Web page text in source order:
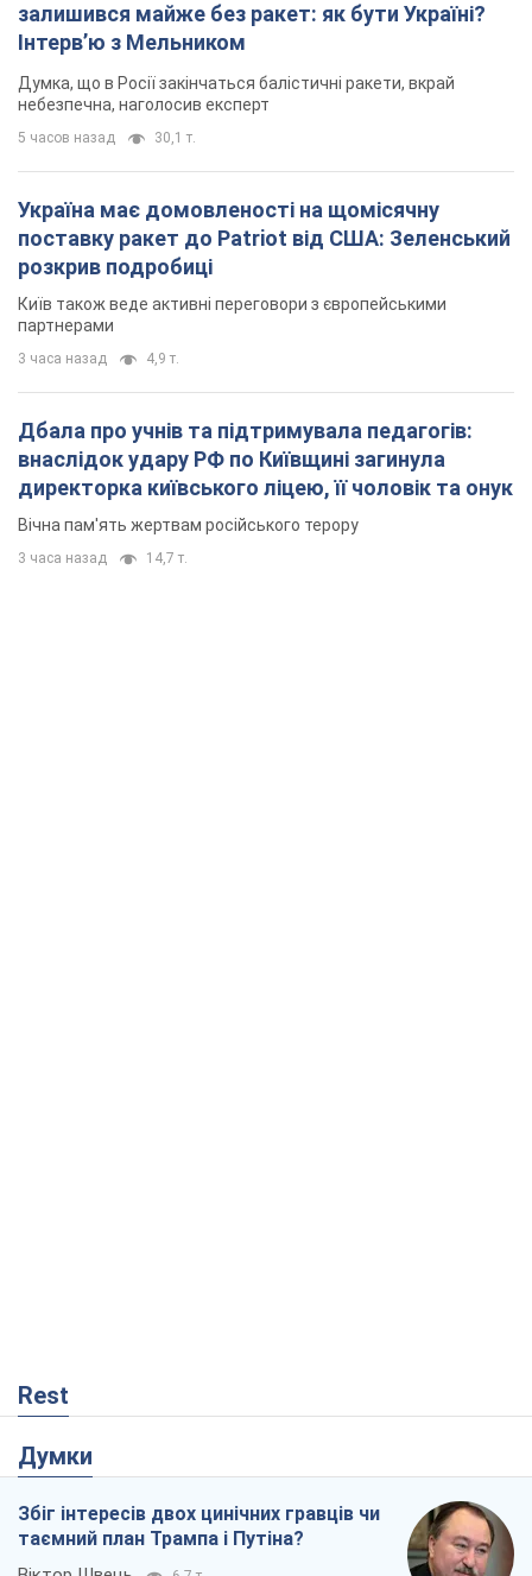
залишився майже без ракет: як бути Україні?
Інтерв’ю з Мельником
Думка, що в Росії закінчаться балістичні ракети, вкрай
небезпечна, наголосив експерт
5 часов назад 30,1 т.
Україна має домовленості на щомісячну
поставку ракет до Patriot від США: Зеленський
розкрив подробиці
Київ також веде активні переговори з європейськими
партнерами
3 часа назад 4,9 т.
Дбала про учнів та підтримувала педагогів:
внаслідок удару РФ по Київщині загинула
директорка київського ліцею, її чоловік та онук
Вічна пам'ять жертвам російського терору
3 часа назад 14,7 т.
Rest
Думки
Збіг інтересів двох цинічних гравців чи
таємний план Трампа і Путіна?